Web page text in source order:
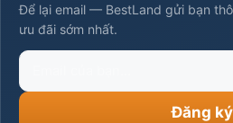
Để lại email — BestLand gửi bạn
ưu đãi sớm nhất.
Email
của
bạn
Đăng ký